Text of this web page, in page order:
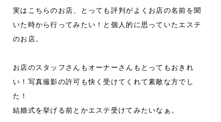
実はこちらのお店、とっても評判がよくお店の名前を聞
いた時から行ってみたい！と個人的に思っていたエステ
のお店。
お店のスタッフさんもオーナーさんもとってもおきれ
い！写真撮影の許可も快く受けてくれて素敵な方でし
た！
結婚式を挙げる前とかエステ受けてみたいなぁ。